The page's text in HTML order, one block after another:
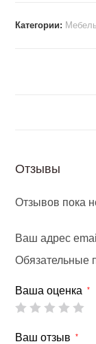
FEDERIKA
Категории: Мебель
Отзывы
Отзывов пока
Ваш адрес
Обязательные
Ваша оценка *
Ваш отзыв *